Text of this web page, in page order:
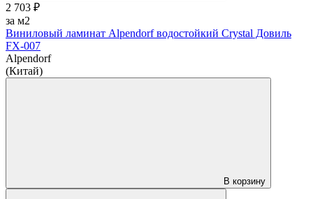
2 703 ₽
за м2
Виниловый ламинат Alpendorf водостойкий Crystal Довиль
FX-007
Alpendorf
(Китай)
В корзину